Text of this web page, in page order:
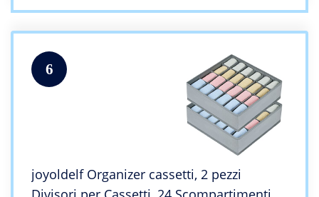
6
joyoldelf Organizer cassetti, 2 pezzi